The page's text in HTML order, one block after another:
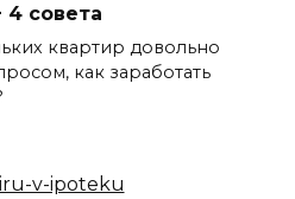
4 совета
квартир довольно
как заработать